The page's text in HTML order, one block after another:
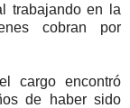
trabajando en la
cobran por
cargo encontró
de haber sido